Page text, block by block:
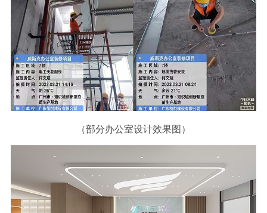
（部分办公室设计效果图）